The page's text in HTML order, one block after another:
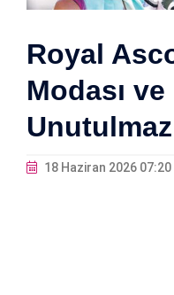
Royal
Modası ve
18 Haziran 2026 07:20